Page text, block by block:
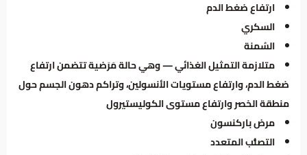
ارتفاع ضغط الدم
السكري
السُمنة
متلازمة التمثيل الغذائي — وهي حالة مَرَضية تتضمن ارتفاع
ضغط الدم، وارتفاع مستويات الأنسولين، وتراكم دهون الجسم حول
منطقة الخصر وارتفاع مستوى الكوليستيرول
مرض باركنسون
التصلُّب المتعدد